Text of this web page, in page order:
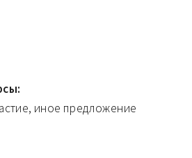
иное предложение